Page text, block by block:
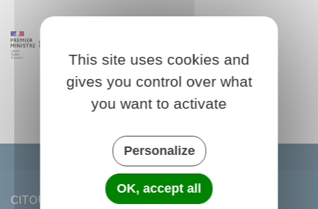
CITOU
This site uses cookies and
gives you control over what
you want to activate
Personalize
OK, accept all